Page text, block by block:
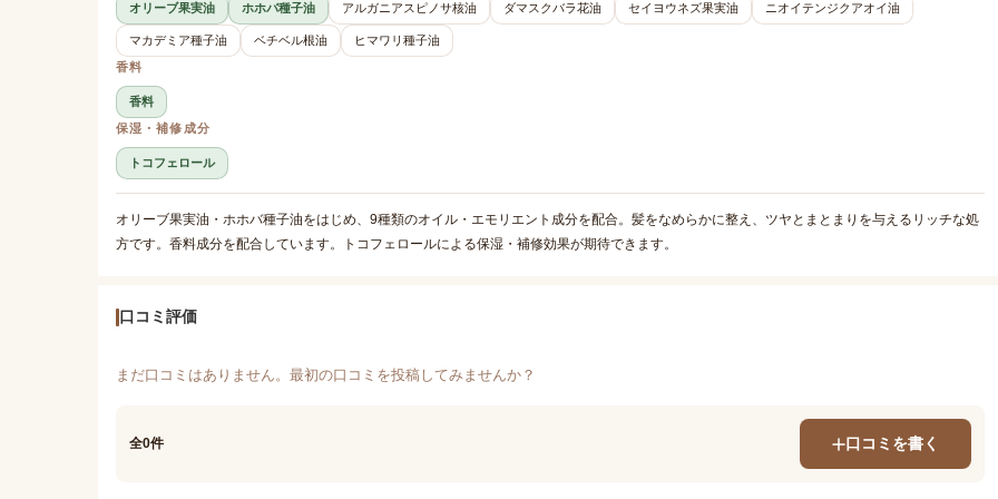
オリーブ果実油 ホホバ種子油 アルガニアスピノサ核油 ダマスクバラ花油 セイヨウネズ果実油 ニオイテンジクアオイ油
マカデミア種子油 ベチベル根油
ヒマワリ種子油
香料
香料
保湿・補修成分
トコフェロール
オリーブ果実油・ホホバ種子油をはじめ、9種類のオイル・エモリエント成分を配合。髪をなめらかに整え、ツヤとまとまりを与えるリッチな処
方です。香料成分を配合しています。トコフェロールによる保湿・補修効果が期待できます。
口コミ評価
まだ口コミはありません。最初の口コミを投稿してみませんか？
全0件 口コミを書く